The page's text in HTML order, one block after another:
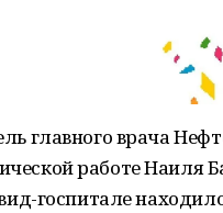
главного врача
работе Наиля
госпитале